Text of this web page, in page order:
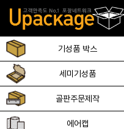
기성품 박스
세미기성품
골판주문제작
에어캡